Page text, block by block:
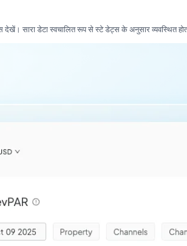
सारा डेटा स्वचालित रूप से स्टे डेट्स के अनुसार व्यवस्थित